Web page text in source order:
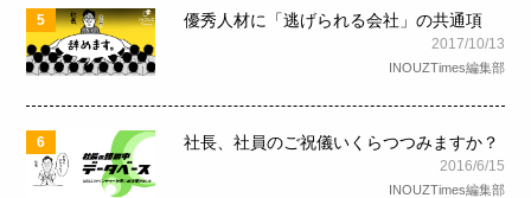
5 優秀人材に「逃げられる会社」の共通項
2017/10/13
INOUZTimes編集部
6 社長、社員のご祝儀いくらつつみますか？
2016/6/15
INOUZTimes編集部